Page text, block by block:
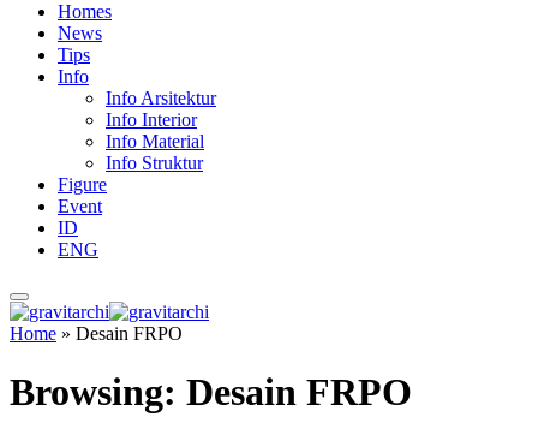
Homes
News
Tips
Info
Info Arsitektur
Info Interior
Info Material
Info Struktur
Figure
Event
ID
ENG
Home » Desain FRPO
Browsing: Desain FRPO